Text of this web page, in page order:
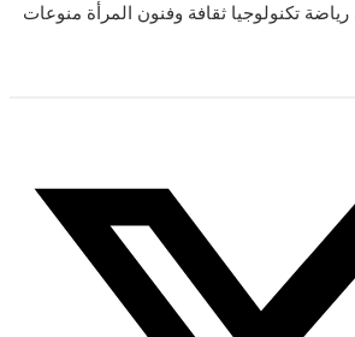
رياضة تكنولوجيا ثقافة وفنون المرأة منوعات